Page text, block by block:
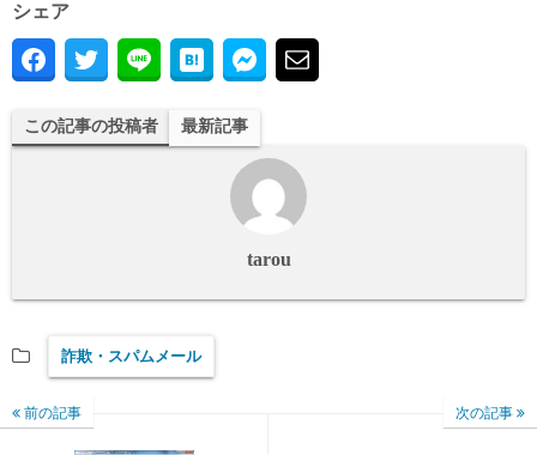
シェア
この記事の投稿者 最新記事
tarou
詐欺・スパムメール
前の記事 次の記事